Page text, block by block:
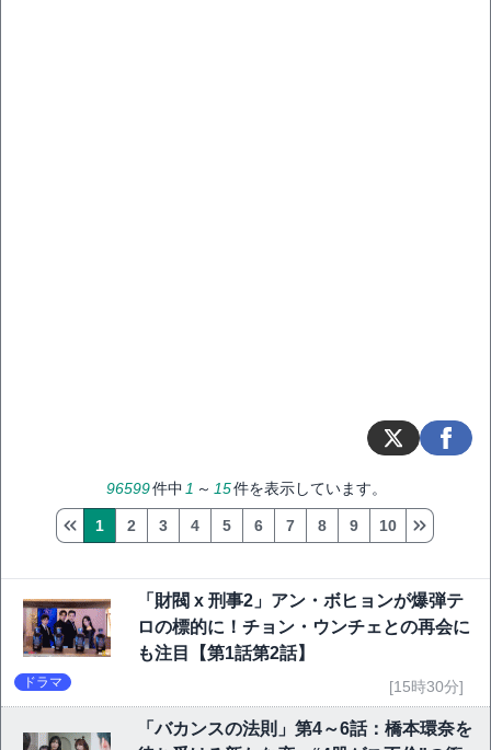
96599件中 1 ～ 15件を表示しています。
1 2 3 4 5 6 7 8 9 10
「財閥 x 刑事2」アン・ボヒョンが爆弾テ
ロの標的に！チョン・ウンチェとの再会に
も注目【第1話第2話】
ドラマ [15時30分]
「バカンスの法則」第4～6話：橋本環奈を